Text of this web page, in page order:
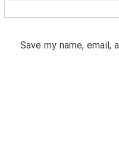
Save my name,